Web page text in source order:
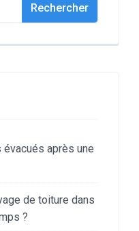
après une
de toiture dans
?